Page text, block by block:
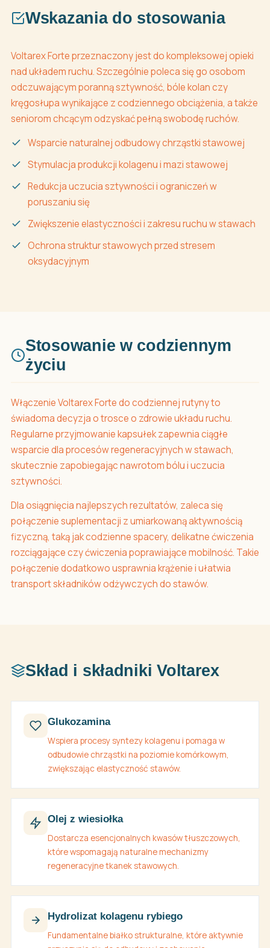
Wskazania do stosowania
Voltarex Forte przeznaczony jest do kompleksowej opieki
nad układem ruchu. Szczególnie poleca się go osobom
odczuwającym poranną sztywność, bóle kolan czy
kręgosłupa wynikające z codziennego obciążenia, a także
seniorom chcącym odzyskać pełną swobodę ruchów.
Wsparcie naturalnej odbudowy chrząstki stawowej
Stymulacja produkcji kolagenu i mazi stawowej
Redukcja uczucia sztywności i ograniczeń w
poruszaniu się
Zwiększenie elastyczności i zakresu ruchu w stawach
Ochrona struktur stawowych przed stresem
oksydacyjnym
Stosowanie w codziennym
życiu
Włączenie Voltarex Forte do codziennej rutyny to
świadoma decyzja o trosce o zdrowie układu ruchu.
Regularne przyjmowanie kapsułek zapewnia ciągłe
wsparcie dla procesów regeneracyjnych w stawach,
skutecznie zapobiegając nawrotom bólu i uczucia
sztywności.
Dla osiągnięcia najlepszych rezultatów, zaleca się
połączenie suplementacji z umiarkowaną aktywnością
fizyczną, taką jak codzienne spacery, delikatne ćwiczenia
rozciągające czy ćwiczenia poprawiające mobilność. Takie
połączenie dodatkowo usprawnia krążenie i ułatwia
transport składników odżywczych do stawów.
Skład i składniki Voltarex
Glukozamina
Wspiera procesy syntezy kolagenu i pomaga w
odbudowie chrząstki na poziomie komórkowym,
zwiększając elastyczność stawów.
Olej z wiesiołka
Dostarcza esencjonalnych kwasów tłuszczowych,
które wspomagają naturalne mechanizmy
regeneracyjne tkanek stawowych.
Hydrolizat kolagenu rybiego
Fundamentalne białko strukturalne, które aktywnie